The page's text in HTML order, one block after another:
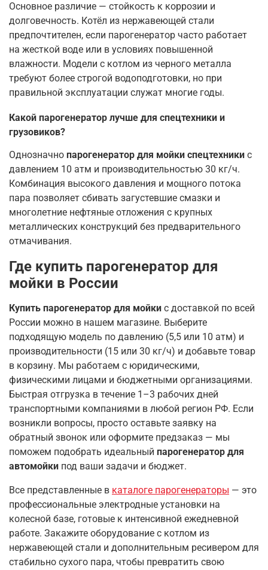
Основное различие — стойкость к коррозии и
долговечность. Котёл из нержавеющей стали
предпочтителен, если парогенератор часто работает
на жесткой воде или в условиях повышенной
влажности. Модели с котлом из черного металла
требуют более строгой водоподготовки, но при
правильной эксплуатации служат многие годы.
Какой парогенератор лучше для спецтехники и
грузовиков?
Однозначно парогенератор для мойки спецтехники с
давлением 10 атм и производительностью 30 кг/ч.
Комбинация высокого давления и мощного потока
пара позволяет сбивать загустевшие смазки и
многолетние нефтяные отложения с крупных
металлических конструкций без предварительного
отмачивания.
Где купить парогенератор для
мойки в России
Купить парогенератор для мойки с доставкой по всей
России можно в нашем магазине. Выберите
подходящую модель по давлению (5,5 или 10 атм) и
производительности (15 или 30 кг/ч) и добавьте товар
в корзину. Мы работаем с юридическими,
физическими лицами и бюджетными организациями.
Быстрая отгрузка в течение 1–3 рабочих дней
транспортными компаниями в любой регион РФ. Если
возникли вопросы, просто оставьте заявку на
обратный звонок или оформите предзаказ — мы
поможем подобрать идеальный парогенератор для
автомойки под ваши задачи и бюджет.
Все представленные в каталоге парогенераторы — это
профессиональные электродные установки на
колесной базе, готовые к интенсивной ежедневной
работе. Закажите оборудование с котлом из
нержавеющей стали и дополнительным ресивером для
стабильно сухого пара, чтобы превратить свою